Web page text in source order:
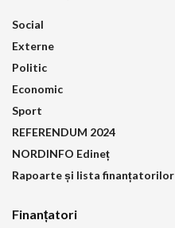
Social
Externe
Politic
Economic
Sport
REFERENDUM 2024
NORDINFO Edineț
Rapoarte și lista finanțatorilor
Finanțatori